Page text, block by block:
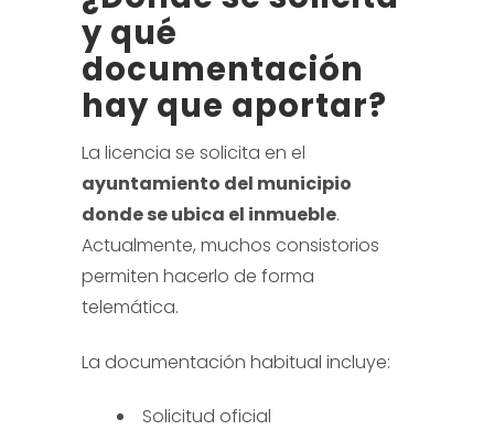
y qué
documentación
hay que aportar?
La licencia se solicita en el
ayuntamiento del municipio
donde se ubica el inmueble.
Actualmente, muchos consistorios
permiten hacerlo de forma
telemática.
La documentación habitual incluye:
Solicitud oficial